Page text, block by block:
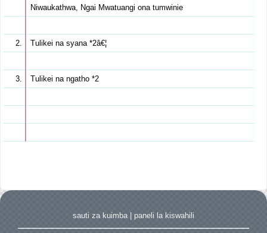
Niwaukathwa, Ngai Mwatuangi ona tumwinie
Tulikei na syana *2â€¦
Tulikei na ngatho *2
sauti za kuimba| paneli la kiswahili